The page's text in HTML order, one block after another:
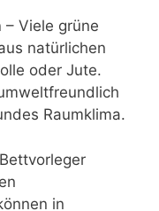
– Viele grüne
natürlichen
oder Jute.
Raumklima.
in